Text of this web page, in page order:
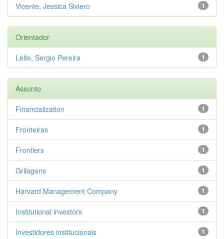
1
Vicente, Jessica Siviero
Orientador
1
Leite, Sergio Pereira
Assunto
1
Financialization
1
Fronteiras
1
Frontiers
1
Grilagens
1
Harvard Management Company
1
Institutional investors
1
Investidores institucionais